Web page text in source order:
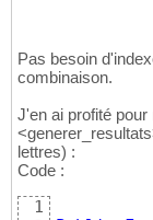
66
67
68
69
70
71
72
74
Set rs =
For i =
Next
Pas besoin
combinaison.
J'en ai profité
lettres) :
Code :
1